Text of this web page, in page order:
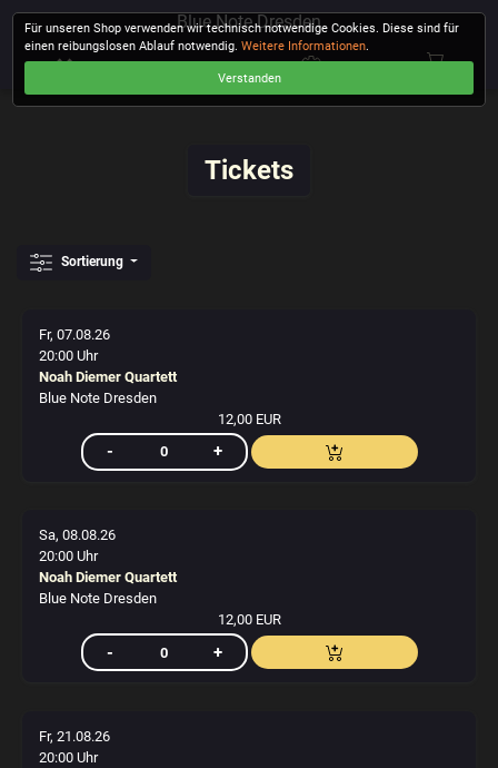
Blue Note Dresden
Tickets
Sortierung
Fr, 07.08.26
20:00 Uhr
Noah Diemer Quartett
Blue Note Dresden
12,00 EUR
Sa, 08.08.26
20:00 Uhr
Noah Diemer Quartett
Blue Note Dresden
12,00 EUR
Fr, 21.08.26
20:00 Uhr
Für unseren Shop verwenden wir technisch notwendige Cookies. Diese sind für
einen reibungslosen Ablauf notwendig.Weitere Informationen.
Verstanden